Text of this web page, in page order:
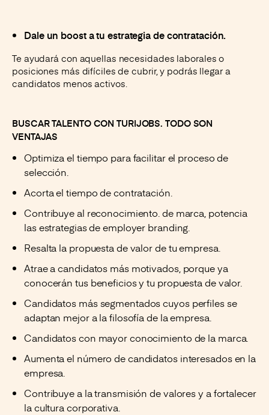
Dale un boost a tu estrategia de contratación.
Te ayudará con aquellas necesidades laborales o
posiciones más difíciles de cubrir, y podrás llegar a
candidatos menos activos.
BUSCAR TALENTO CON TURIJOBS. TODO SON
VENTAJAS
Optimiza el tiempo para facilitar el proceso de
selección.
Acorta el tiempo de contratación.
Contribuye al reconocimiento. de marca, potencia
las estrategias de employer branding.
Resalta la propuesta de valor de tu empresa.
Atrae a candidatos más motivados, porque ya
conocerán tus beneficios y tu propuesta de valor.
Candidatos más segmentados cuyos perfiles se
adaptan mejor a la filosofía de la empresa.
Candidatos con mayor conocimiento de la marca.
Aumenta el número de candidatos interesados en la
empresa.
Contribuye a la transmisión de valores y a fortalecer
la cultura corporativa.